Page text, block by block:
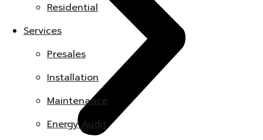
Residential
Services
Presales
Installation
Maintenance
Energy Audit